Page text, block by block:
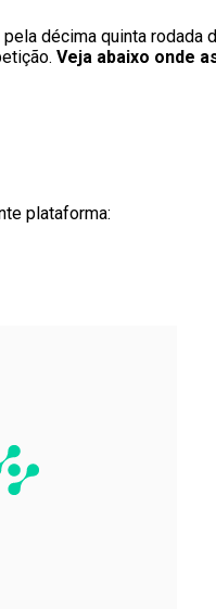
décima quinta rodada
Veja abaixo onde
plataforma: